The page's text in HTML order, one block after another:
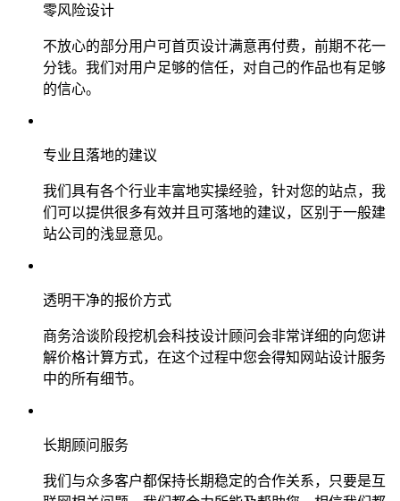
零风险设计
不放心的部分用户可首页设计满意再付费，前期不花一
分钱。我们对用户足够的信任，对自己的作品也有足够
的信心。
专业且落地的建议
我们具有各个行业丰富地实操经验，针对您的站点，我
们可以提供很多有效并且可落地的建议，区别于一般建
站公司的浅显意见。
透明干净的报价方式
商务洽谈阶段挖机会科技设计顾问会非常详细的向您讲
解价格计算方式，在这个过程中您会得知网站设计服务
中的所有细节。
长期顾问服务
我们与众多客户都保持长期稳定的合作关系，只要是互